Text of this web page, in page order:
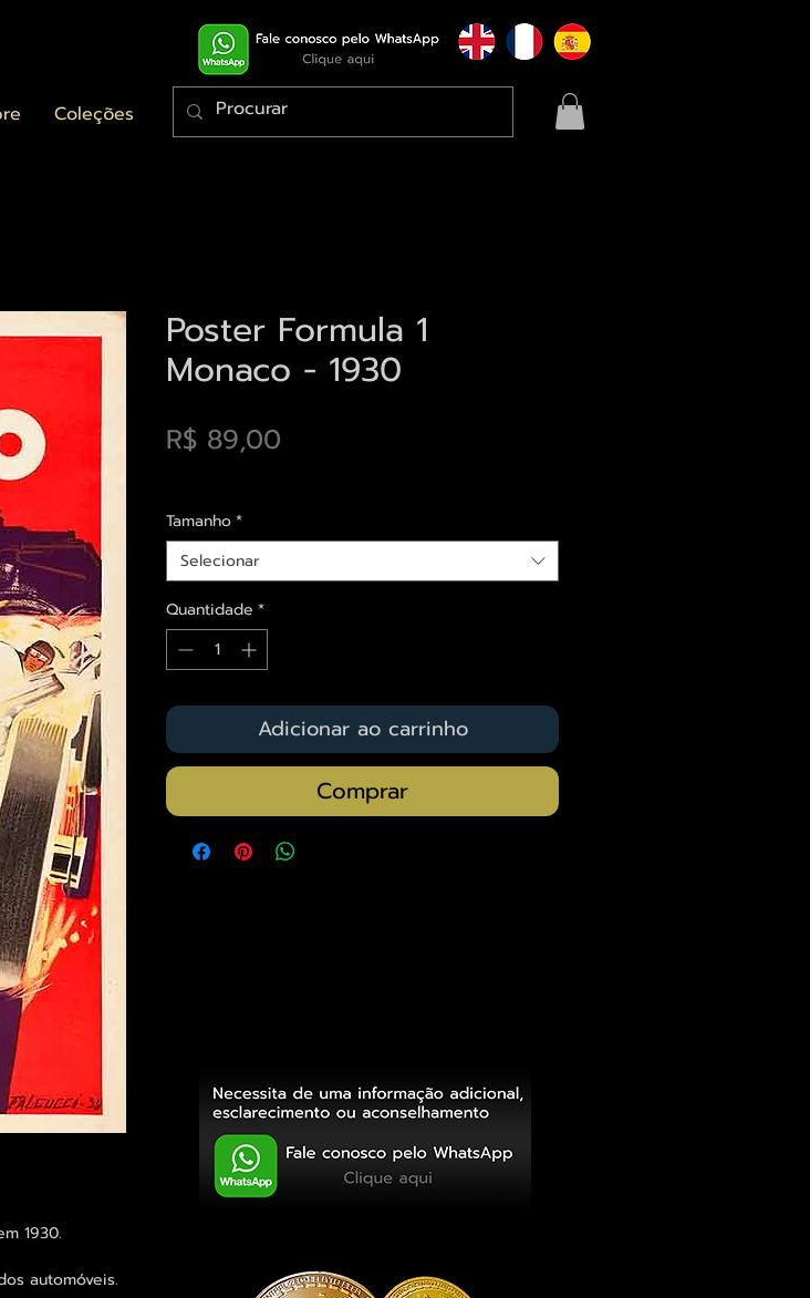
Coleções
1930.
automóveis.
Poster Formula 1
Monaco - 1930
R$ 89,00
Tamanho*
Selecionar
Quantidade *
Adicionar ao carrinho
Comprar